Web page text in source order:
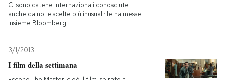
Ci sono catene internazionali conosciute
anche da noi e scelte più inusuali: le ha messe
insieme Bloomberg
3/1/2013
I film della settimana